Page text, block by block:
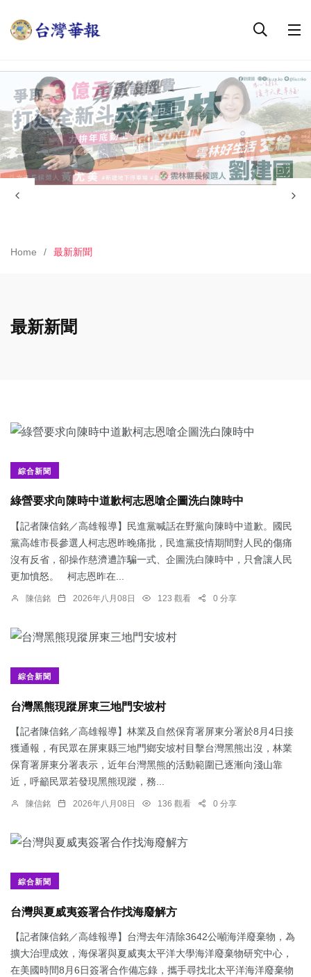
Home 最新新聞
最新新聞
綜合新聞
綠營要求向陳時中道歉柯志恩嗆企圖洗白陳時中
【記者陳信銘／高雄報導】民進黨喊話在野黨向陳時中道歉。國民
黨高雄市長參選人柯志恩昨晚痛批，民進黨疫情期間對人民的傷痛
沒有反省，卻操作慈濟遭詐騙一式、企圖洗白陳時中，只會讓人民
更加憤怒。 柯志恩昨在...
陳信銘 2026年八月08日 123 觀看 0 分享
綜合新聞
台灣黑熊現蹤屏東三地門安坡村
【記者陳信銘／高雄報導】林業及自然保育署屏東分署於8月4日接
獲通報，有民眾在屏東縣三地門鄉安坡村目擊台灣黑熊出沒，林業
保育署屏東分署表示，近年台灣黑熊的活動範圍已逐漸向淺山靠
近，呼籲民眾若發現黑熊現蹤，務...
陳信銘 2026年八月08日 136 觀看 0 分享
綜合新聞
台灣與夏威夷簽署合作找海廢解方
【記者陳信銘／高雄報導】台灣去年清除3642公噸海洋廢棄物，為
擴大治理成效，海保署與夏威夷太平洋大學海洋廢棄物研究中心，
在美國時間8月6日簽署合作備忘錄，攜手尋找北太平洋海洋廢棄物